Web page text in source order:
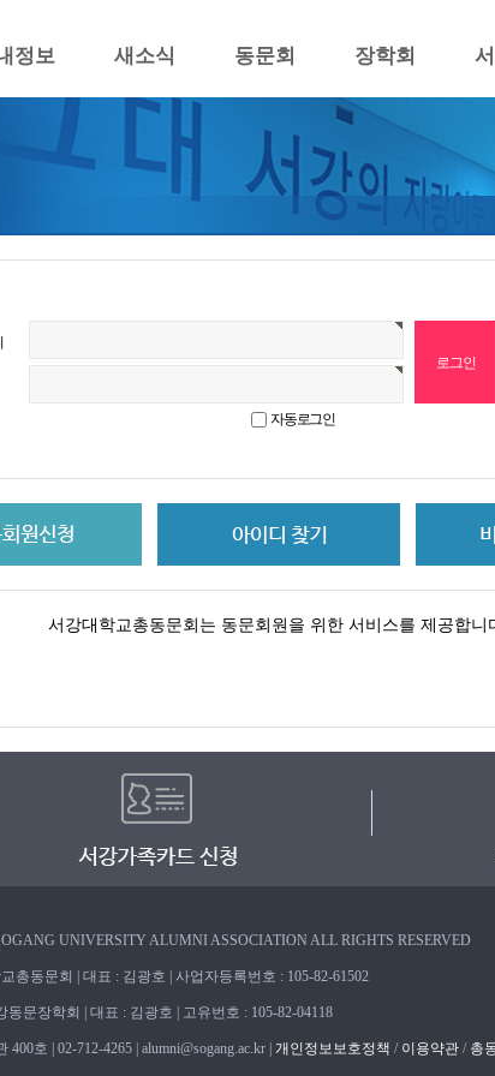
정보 새소식 동문회 장학회
자동로그인
서강대학교총동문회는 동문회원을 위한 서비스를 제공합니
UNIVERSITY ALUMNI ASSOCIATION ALL RIGHTS RESERVED
총동문회 | 대표 : 김광호 | 사업자등록번호 : 105-82-61502
동문장학회 | 대표 : 김광호 | 고유번호 : 105-82-04118
호 | 02-712-4265 | alumni@sogang.ac.kr | 개인정보보호정책 / 이용약관 / 총